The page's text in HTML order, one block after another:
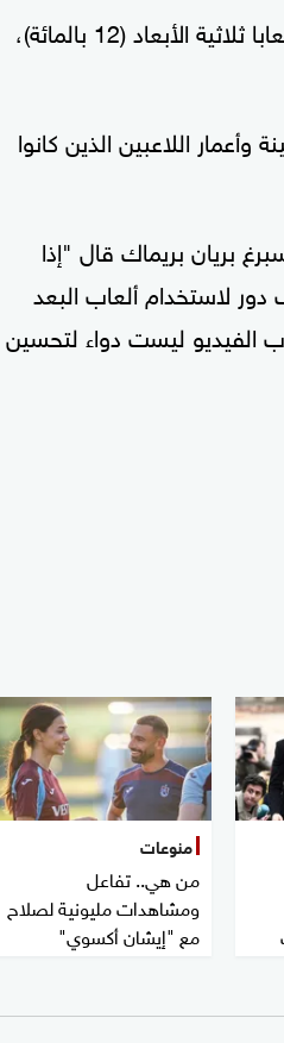
وأشار الباحثون إلى أن نسبة التحسن المسجلة في نتائج اختبار من لعبوا ألعابا ثلاثية الأبعاد (12 بالمائة)،
اللاعبين الذين كانوا
بريان بريماك قال "إذا
لاستخدام ألعاب البعد
الفيديو ليست دواء لتحسين
منوعات
من هي.. تفاعل
ومشاهدات مليونية لصلاح
مع "إيشان أكسوي"